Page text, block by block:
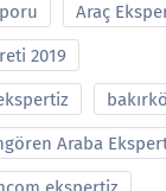
Araç
2019
Araba